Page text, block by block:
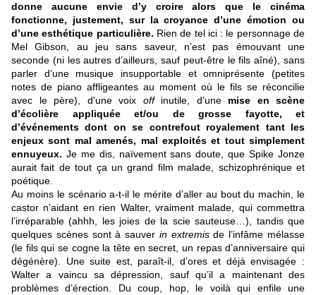
donne aucune envie d’y croire alors que le cinéma
fonctionne, justement, sur la croyance d’une émotion ou
d’une esthétique particulière. Rien de tel ici : le personnage de
Mel Gibson, au jeu sans saveur, n’est pas émouvant une
seconde (ni les autres d’ailleurs, sauf peut-être le fils aîné), sans
parler d’une musique insupportable et omniprésente (petites
notes de piano affligeantes au moment où le fils se réconcilie
avec le père), d'une voix offinutile, d’une mise en scène
d’écolière appliquée et/ou de grosse fayotte, et
d’événements dont on se contrefout royalement tant les
enjeux sont mal amenés, mal exploités et tout simplement
ennuyeux. Je me dis, naïvement sans doute, que Spike Jonze
aurait fait de tout ça un grand film malade, schizophrénique et
poétique.
Au moins le scénario a-t-il le mérite d’aller au bout du machin, le
castor n’aidant en rien Walter, vraiment malade, qui commettra
l’irréparable (ahhh, les joies de la scie sauteuse…), tandis que
quelques scènes sont à sauver in extremisde l’infâme mélasse
(le fils qui se cogne la tête en secret, un repas d’anniversaire qui
dégénère). Une suite est, paraît-il, d’ores et déjà envisagée :
Walter a vaincu sa dépression, sauf qu’il a maintenant des
problèmes d’érection. Du coup, hop, le voilà qui enfile une